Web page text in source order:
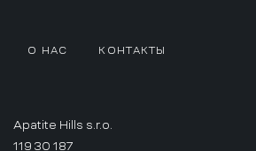
О НАС КОНТАКТЫ
Apatite Hills s.r.o.
119 30 187